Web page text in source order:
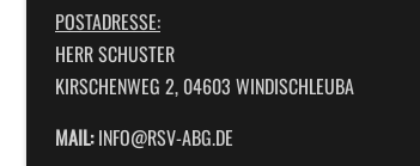
POSTADRESSE:
HERR SCHUSTER
KIRSCHENWEG 2, 04603 WINDISCHLEUBA
MAIL:INFO@RSV-ABG.DE